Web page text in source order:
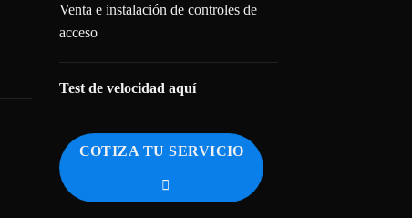
Venta e instalación de controles de
acceso
Test de velocidad aquí
COTIZA TU SERVICIO